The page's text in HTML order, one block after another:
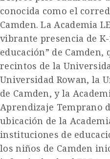
conocida como el
Camden. La Academia
vibrante presencia de
educación” de
recintos de la
Universidad Rowan, la
de Camden, y la
Aprendizaje Temprano
ubicación de la
instituciones de
los niños de Camden